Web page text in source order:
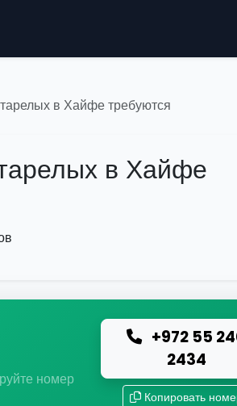
в Хайфе требуются
в Хайфе
номер
+972 55
2434
Копировать